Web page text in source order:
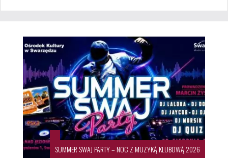
SUMMER SWAJ PARTY – NOC Z MUZYKĄ KLUBOWĄ 2026